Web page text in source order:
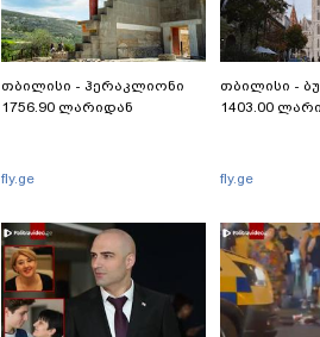
თბილისი - ჰერაკლიონი
1756.90 ლარიდან
fly.ge
თბილისი -
1403.00
fly.ge